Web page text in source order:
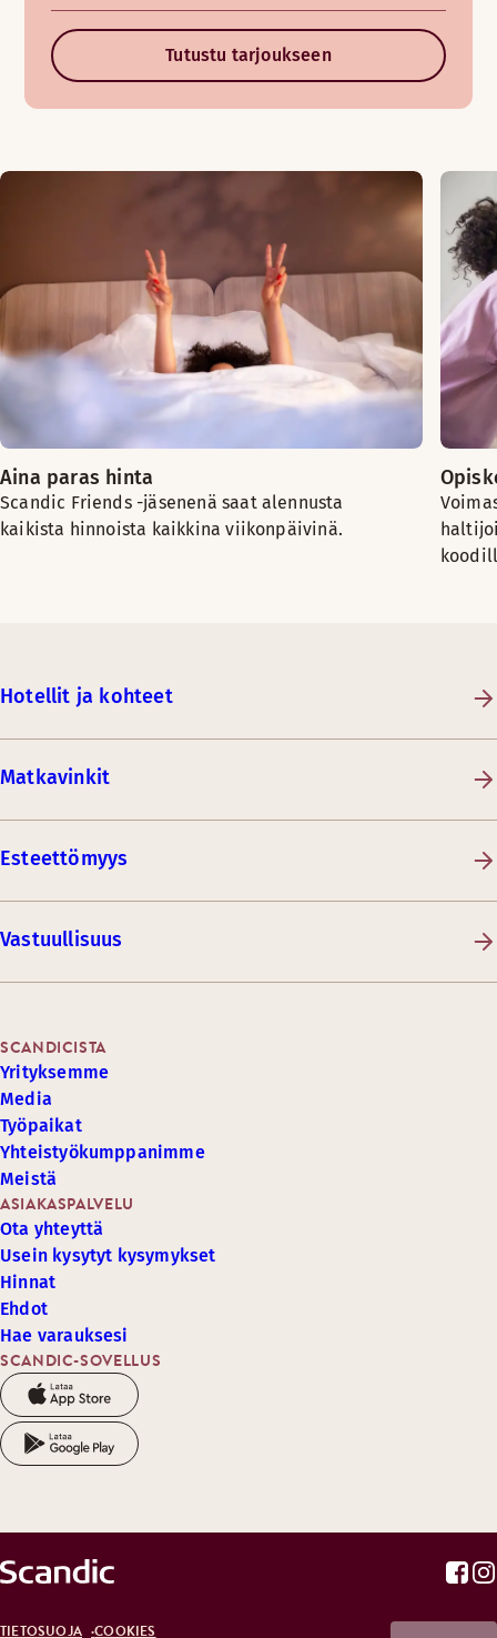
Tutustu tarjoukseen
Aina paras hinta
Scandic Friends -jäsenenä saat alennusta
kaikista hinnoista kaikkina viikonpäivinä.
Hotellit ja kohteet
Matkavinkit
Esteettömyys
Vastuullisuus
SCANDIC-SOVELLUS
ASIAKASPALVELU
Ota yhteyttä
Usein kysytyt kysymykset
Hinnat
Ehdot
Hae varauksesi
SCANDICISTA
Yrityksemme
Media
Työpaikat
Yhteistyökumppanimme
Meistä
TIETOSUOJA COOKIES